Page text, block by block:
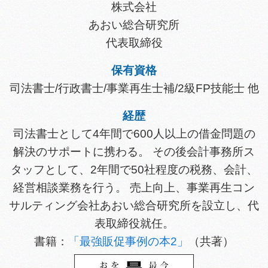
株式会社
あおい総合研究所
代表取締役
保有資格
司法書士/行政書士/事業再生士補/2級FP技能士 他
経歴
司法書士として4年間で600人以上の借金問題の
解決のサポートに携わる。 その後会計事務所ス
タッフとして、2年間で50社程度の税務、会計、
経営相談業務を行う。 売上向上、事業再生コン
サルティング会社あおい総合研究所を設立し、代
表取締役就任。
書籍：
「最強販促事例の本2」 （共著）